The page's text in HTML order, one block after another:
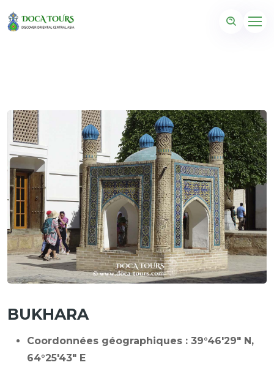
BUKHARA
Coordonnées géographiques : 39°46'29" N,
64°25'43" E